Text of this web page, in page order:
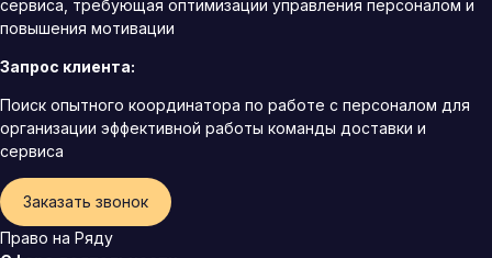
сервиса, требующая оптимизации управления персоналом и
повышения мотивации
Запрос клиента:
Поиск опытного координатора по работе с персоналом для
организации эффективной работы команды доставки и
сервиса
Заказать звонок
Право на Ряду